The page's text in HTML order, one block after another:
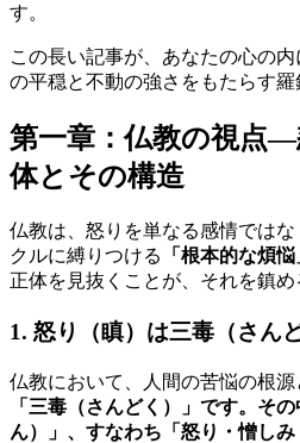
す。
この長い記事が、あなたの心の
の平穏と不動の強さをもたらす羅
第一章：仏教の視点
体とその構造
仏教は、怒りを単なる感情では
クルに縛りつける
「根本的な煩悩
正体を見抜くことが、それを鎮め
1. 怒り（瞋）は三毒（さん
仏教において、人間の苦悩の根
「三毒（さんどく）」です。そ
ん）」、すなわち「怒り・憎しみ